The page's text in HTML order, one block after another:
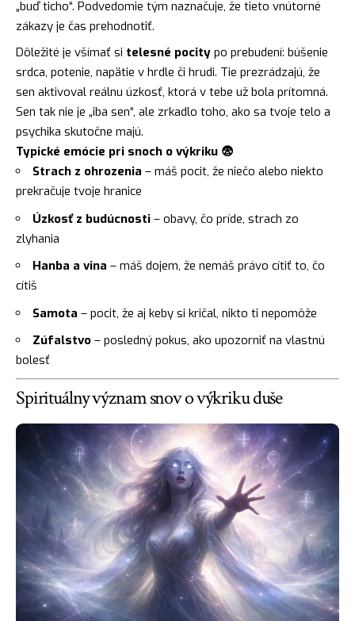
„buď ticho“. Podvedomie tým naznačuje, že tieto vnútorné
zákazy je čas prehodnotiť.
Dôležité je všímať si telesné pocity po prebudení: búšenie
srdca, potenie, napätie v hrdle či hrudi. Tie prezrádzajú, že
sen aktivoval reálnu úzkosť, ktorá v tebe už bola prítomná.
Sen tak nie je „iba sen“, ale zrkadlo toho, ako sa tvoje telo a
psychika skutočne majú.
Typické emócie pri snoch o výkriku 😨
Strach z ohrozenia – máš pocit, že niečo alebo niekto
prekračuje tvoje hranice
Úzkosť z budúcnosti – obavy, čo príde, strach zo
zlyhania
Hanba a vina – máš dojem, že nemáš právo cítiť to, čo
cítiš
Samota – pocit, že aj keby si kričal, nikto ti nepomôže
Zúfalstvo – posledný pokus, ako upozorniť na vlastnú
bolesť
Spirituálny význam snov o výkriku duše